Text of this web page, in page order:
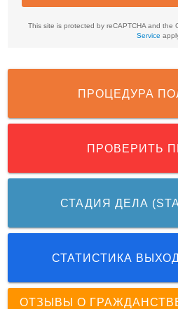
This site is protected by reCAPTCHA and the
Service
ПРОЦЕДУРА
ПРОВЕРИТЬ
СТАДИЯ ДЕЛА
СТАТИСТИКА
ОТЗЫВЫ О